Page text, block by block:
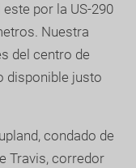
por la US-290
Nuestra
del centro de
disponible justo
condado de
Travis, corredor